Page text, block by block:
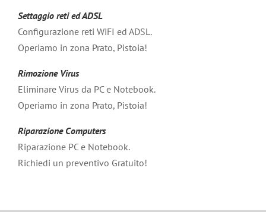
Settaggio reti ed ADSL
Configurazione reti WiFI ed ADSL.
Operiamo in zona Prato, Pistoia!
Rimozione Virus
Eliminare Virus da PC e Notebook.
Operiamo in zona Prato, Pistoia!
Riparazione Computers
Riparazione PC e Notebook.
Richiedi un preventivo Gratuito!